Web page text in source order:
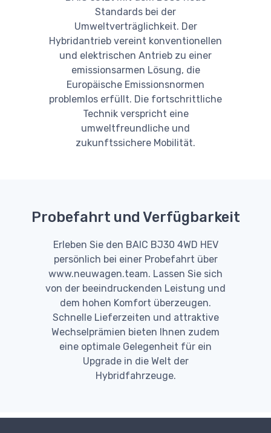
Standards bei der
Umweltverträglichkeit. Der
Hybridantrieb vereint konventionellen
und elektrischen Antrieb zu einer
emissionsarmen Lösung, die
Europäische Emissionsnormen
problemlos erfüllt. Die fortschrittliche
Technik verspricht eine
umweltfreundliche und
zukunftssichere Mobilität.
Probefahrt und Verfügbarkeit
Erleben Sie den BAIC BJ30 4WD HEV
persönlich bei einer Probefahrt über
www.neuwagen.team. Lassen Sie sich
von der beeindruckenden Leistung und
dem hohen Komfort überzeugen.
Schnelle Lieferzeiten und attraktive
Wechselprämien bieten Ihnen zudem
eine optimale Gelegenheit für ein
Upgrade in die Welt der
Hybridfahrzeuge.